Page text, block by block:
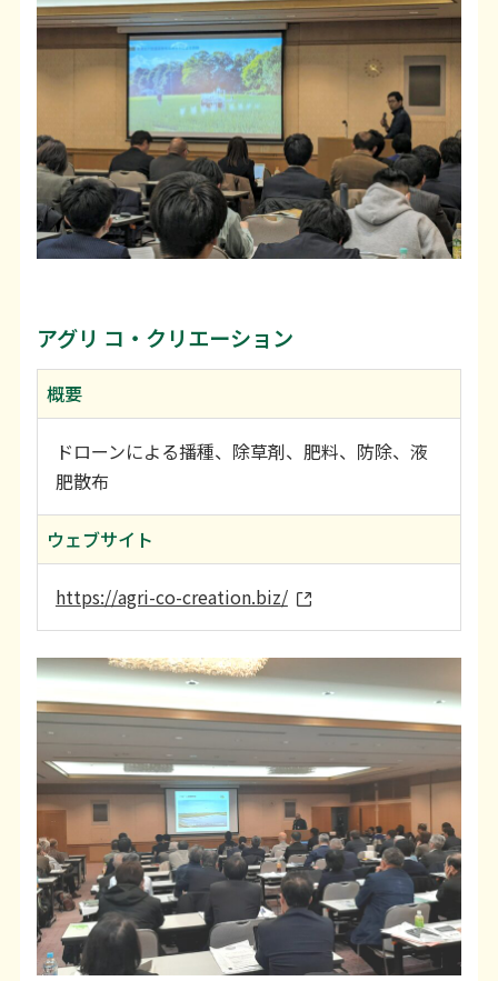
アグリ コ・クリエーション
概要
ドローンによる播種、除草剤、肥料、防除、液
肥散布
ウェブサイト
https://agri-co-creation.biz/